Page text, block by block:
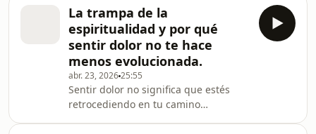
https://www.youtube.com/playlist?
list=PLhMRwOOx-
OJ_O5tBGzNlP0U_wh5py4Rqb
🔗 Descubre más sobr
sino la antesala de un nuevo orden
más coherente contigo. Accede aquí
a la lista privada donde comparto mi
proceso de reconfiguración personal y
de negocio:
https://www.youtube.com/playlist?
list=PLhMRwOOx-
OJ_O5tBGzNlP0U_wh5py4Rqb
La trampa de la
espiritualidad y por qué
sentir dolor no te hace
menos evolucionada.
abr. 23, 202625:55
Sentir dolor no significa que estés
retrocediendo en tu camino